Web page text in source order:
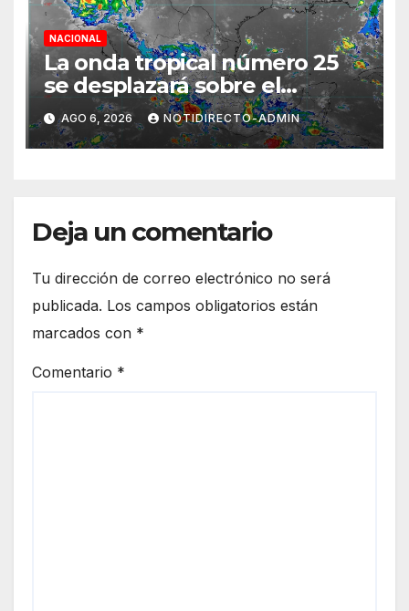
NACIONAL
La onda tropical número 25
se desplazará sobre el
sureste mexicano
AGO 6, 2026 NOTIDIRECTO-ADMIN
Deja un comentario
Tu dirección de correo electrónico no será
publicada. Los campos obligatorios están
marcados con *
Comentario *